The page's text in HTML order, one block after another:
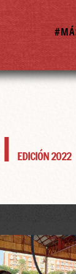
| EDICIÓN 2022